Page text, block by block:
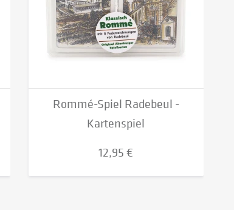
Rommé-Spiel Radebeul -
Kartenspiel
12,95 €